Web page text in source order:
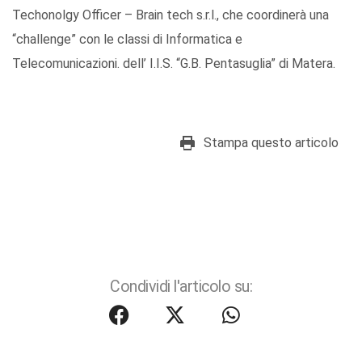
Techonolgy Officer – Brain tech s.r.l., che coordinerà una
“challenge” con le classi di Informatica e
Telecomunicazioni. dell’ I.I.S. “G.B. Pentasuglia” di Matera.
Stampa questo articolo
Condividi l'articolo su: